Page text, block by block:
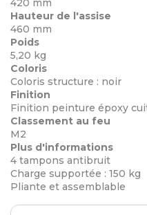
420 mm
Hauteur de l'assise
460 mm
Poids
5,20 kg
Coloris
Coloris structure : noir
Finition
Finition peinture époxy
Classement au feu
M2
Plus d'informations
4 tampons antibruit
Charge supportée : 150 kg
Pliante et assemblable